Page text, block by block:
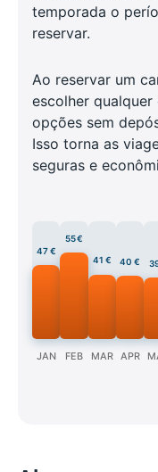
temporada o
reservar.
Ao reservar um
escolher
opções sem
Isso torna as
seguras e
47 €
JAN
55 €
FEB
41 €
MAR
40 €
APR